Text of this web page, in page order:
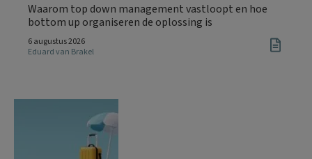
Waarom top down management vastloopt en hoe
bottom up organiseren de oplossing is
6 augustus 2026
Eduard van Brakel